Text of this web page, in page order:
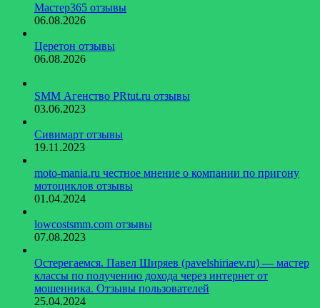
Мастер365 отзывы
06.08.2026
Церетон отзывы
06.08.2026
SMM Агенство PRtut.ru отзывы
03.06.2023
Сивимарт отзывы
19.11.2023
moto-mania.ru честное мнение о компании по пригону
мотоциклов отзывы
01.04.2024
lowcostsmm.com отзывы
07.08.2023
Остерегаемся. Павел Ширяев (pavelshiriaev.ru) — мастер
классы по получению дохода через интернет от
мошенника. Отзывы пользователей
25.04.2024